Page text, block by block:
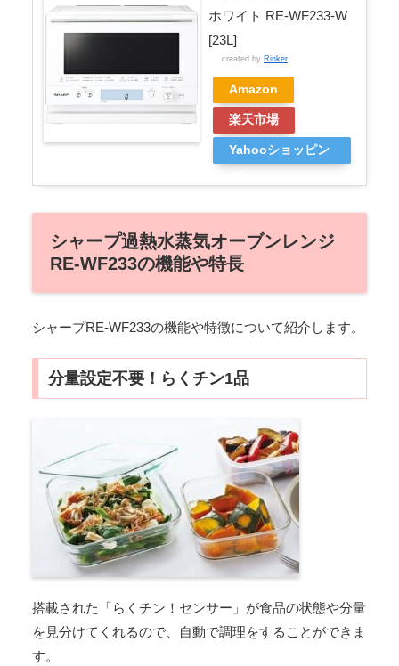
ホワイト RE-WF233-W
[23L]
created by Rinker
Amazon
楽天市場
Yahooショッピン
シャープ過熱水蒸気オーブンレンジ
RE-WF233の機能や特長
シャープRE-WF233の機能や特徴について紹介します。
分量設定不要！らくチン1品
搭載された「らくチン！センサー」が食品の状態や分量
を見分けてくれるので、自動で調理をすることができま
す。